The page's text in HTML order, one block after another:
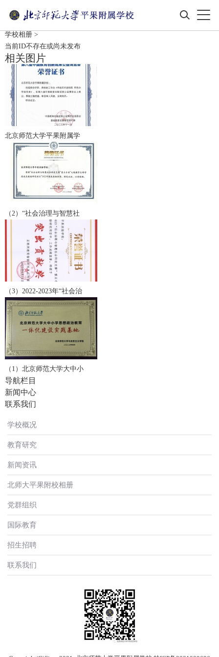
学校相册 >
当前ID不存在或尚未发布
相关图片
北京师范大学平果附属学
（2）“社会治理与智慧社
（3）2022-2023年“社会治
（1）北京师范大学大中小
导航栏目
新闻中心
联系我们
学校概况
教育研究
新闻资讯
北师大平果附校相册
党群组织
国际教育
招生招聘
联系我们